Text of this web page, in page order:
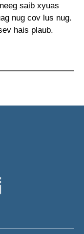
saib xyuas
nug cov lus nug.
hais plaub.